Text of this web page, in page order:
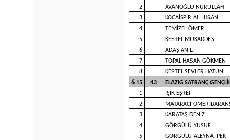
2
AVANOĞLU NURULLAH
3
KOCAİSPİR ALİ İHSAN
4
TEMİZEL ÖMER
5
KESTEL MUKADDES
6
ADAŞ ANIL
7
TOPAL HASAN GÖKMEN
8
KESTEL SEVLER HATUN
6.15
43
ELAZIĞ SATRANÇ
1
IŞIK EŞREF
2
MATARACI ÖMER
3
KARATAŞ DENİZ
4
GÖRGÜLÜ YUSUF
5
GÖRGÜLÜ ALEYNA İPEK